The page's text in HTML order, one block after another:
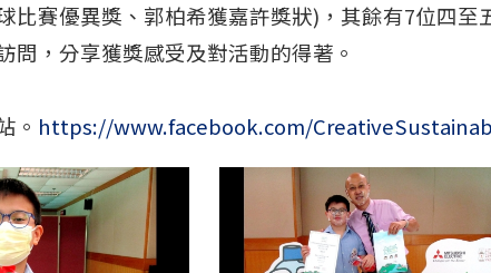
賽優異獎、郭柏希獲嘉許獎狀)，其餘有7位四
，分享獲獎感受及對活動的得著。
。 https://www.facebook.com/